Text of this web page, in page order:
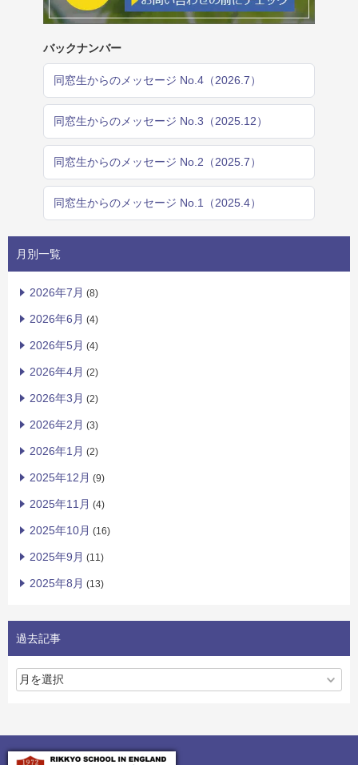
バックナンバー
同窓生からのメッセージ No.4（2026.7）
同窓生からのメッセージ No.3（2025.12）
同窓生からのメッセージ No.2（2025.7）
同窓生からのメッセージ No.1（2025.4）
月別一覧
2026年7月 (8)
2026年6月 (4)
2026年5月 (4)
2026年4月 (2)
2026年3月 (2)
2026年2月 (3)
2026年1月 (2)
2025年12月 (9)
2025年11月 (4)
2025年10月 (16)
2025年9月 (11)
2025年8月 (13)
過去記事